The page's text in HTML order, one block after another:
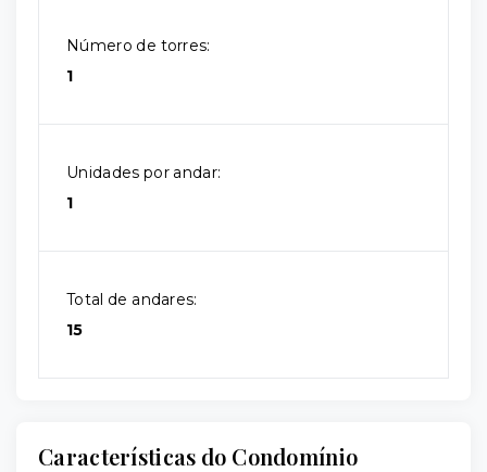
Número de torres:
1
Unidades por andar:
1
Total de andares:
15
Características do Condomínio